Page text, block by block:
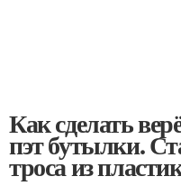
Как сделать
пэт бутылки.
троса из